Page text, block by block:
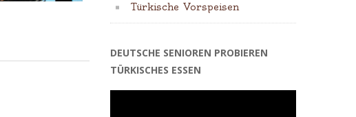
Türkische Vorspeisen
DEUTSCHE SENIOREN PROBIEREN
TÜRKISCHES ESSEN